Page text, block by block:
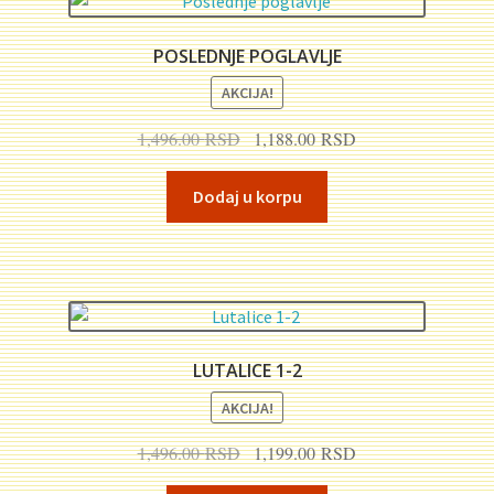
Plaćanje
Privatnost
Uslovi korišćenja
POSLEDNJE POGLAVLJE
AKCIJA!
1,496.00RSDOriginalna
cena
je
bila:
1,496.00 RSD.
1,188.00RSDTrenutna
cena
je:
1,188.00 RSD.
Dodaj u korpu
LUTALICE 1-2
AKCIJA!
1,496.00RSDOriginalna
cena
1,199.00RSDTrenutna
cena